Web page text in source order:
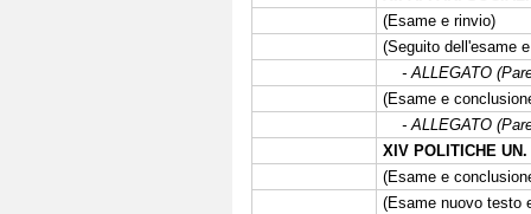
(Esame e rinvio)
(Seguito dell'esame
- ALLEGATO
(Esame e
- ALLEGATO
XIV POLITICHE
(Esame e
(Esame nuovo testo